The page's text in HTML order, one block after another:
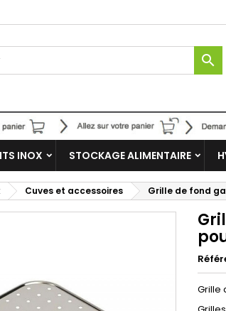

INOX STOCKAGE ALIMENTAIRE
Cuves et accessoires Grille de fond
Grille